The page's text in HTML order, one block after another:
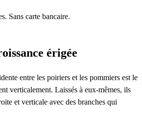
Sans carte bancaire.
érigée
entre les poiriers et les pommiers est le
verticalement. Laissés à eux-mêmes, ils
et verticale avec des branches qui